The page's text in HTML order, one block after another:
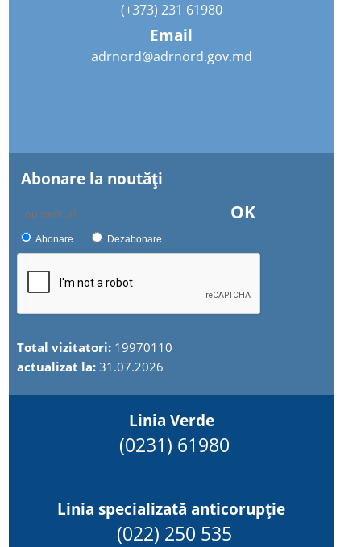
(+373) 231 61980
Email
adrnord@adrnord.gov.md
Abonare la noutăţi
OK
Abonare Dezabonare
Total vizitatori: 19970110
actualizat la:31.07.2026
Linia Verde
(0231) 61980
Linia specializată anticorupție
(022) 250 535